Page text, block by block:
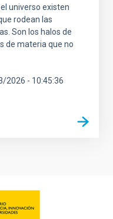
universo existen
rodean las
Son los halos de
de materia que no
2026 - 10:45:36